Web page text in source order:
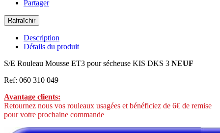
Partager
Description
Détails du produit
S/E Rouleau Mousse ET3 pour sécheuse KIS DKS 3 NEUF
Ref: 060 310 049
Avantage clients:
Retournez nous vos rouleaux usagées et bénéficiez de 6€ de remise
pour votre prochaine commande